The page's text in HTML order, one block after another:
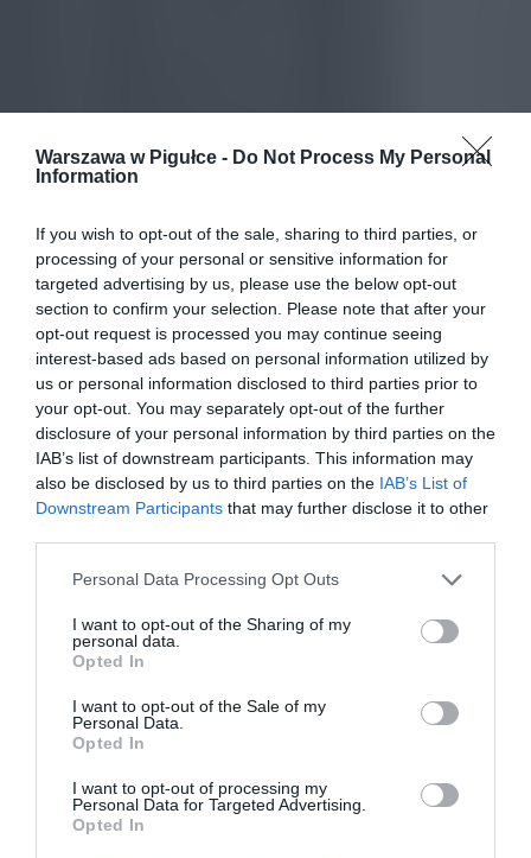
Warszawa w Pigułce - Do Not Process My Personal
Information
If you wish to opt-out of the sale, sharing to third parties, or
processing of your personal or sensitive information for
targeted advertising by us, please use the below opt-out
section to confirm your selection. Please note that after your
opt-out request is processed you may continue seeing
interest-based ads based on personal information utilized by
us or personal information disclosed to third parties prior to
your opt-out. You may separately opt-out of the further
disclosure of your personal information by third parties on the
IAB’s list of downstream participants. This information may
also be disclosed by us to third parties on the IAB’s List of
Downstream Participants that may further disclose it to other
Personal Data Processing Opt Outs
I want to opt-out of the Sharing of my
personal data.
Opted In
I want to opt-out of the Sale of my
Personal Data.
Opted In
I want to opt-out of processing my
Personal Data for Targeted Advertising.
Opted In